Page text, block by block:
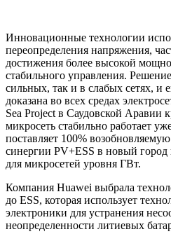
Инновационные технологии
переопределения напряжения,
достижения более высокой
стабильного управления.
сильных, так и в слабых сетях, и
доказана во всех средах
Sea Project в Саудовской Аравии
микросеть стабильно работает
поставляет 100%
синергии PV+ESS в новый город
для микросетей уровня ГВт.
Компания Huawei выбрала
до ESS, которая использует
электроники для устранения
неопределенности литиевых